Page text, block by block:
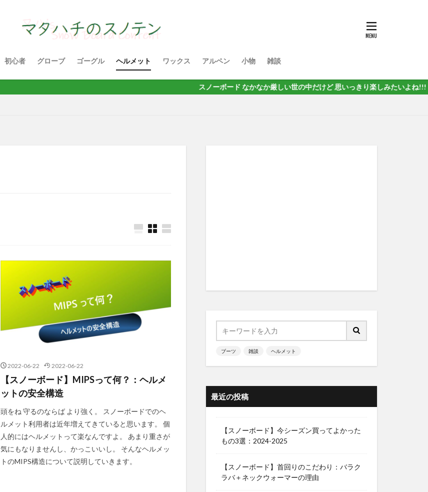
初心者 グローブ ゴーグル ヘルメット ワックス アルペン 小物 雑談
スノーボード なかなか厳しい世の中だけど 思いっきり楽しみたいよね!!!
2022-06-22 2022-06-22
【スノーボード】MIPSって何？：ヘルメ
ットの安全構造
頭をね 守るのならば より強く。 スノーボードでのヘ
ルメット利用者は近年増えてきていると思います。 個
人的にはヘルメットって楽なんですよ。 あまり重さが
気にもなりませんし、かっこいいし。 そんなヘルメッ
トのMIPS構造について説明していきます。
ブーツ 雑談 ヘルメット
最近の投稿
【スノーボード】今シーズン買ってよかった
もの3選：2024-2025
【スノーボード】首回りのこだわり：バラク
ラバ＋ネックウォーマーの理由